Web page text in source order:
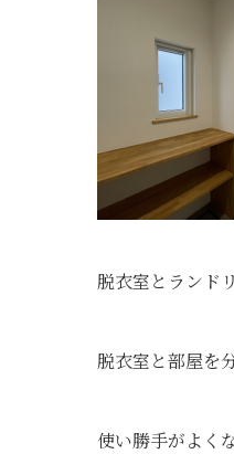
脱衣室とランド
脱衣室と部屋を
使い勝手がよく